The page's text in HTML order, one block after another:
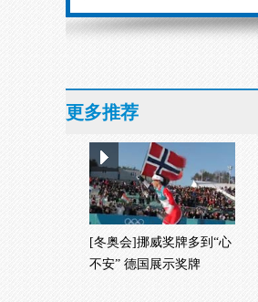
02月24日 20:00
更多推荐
[冬奥会]挪威奖牌多到“心
不安” 德国展示奖牌